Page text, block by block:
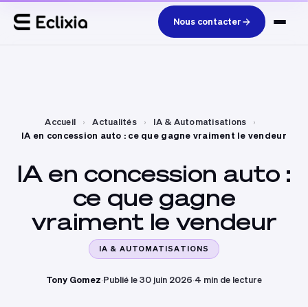
Nous contacter
Accueil › Actualités › IA & Automatisations
›
IA en concession auto : ce que gagne vraiment le vendeur
IA en concession auto :
ce que gagne
vraiment le vendeur
IA & AUTOMATISATIONS
Tony Gomez·Publié le 30 juin 2026·4 min de lecture